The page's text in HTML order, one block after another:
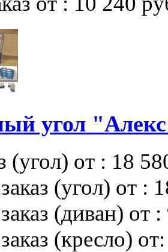
угол
(угол) от : 18
(угол) от :
(диван) от :
(кресло) от: